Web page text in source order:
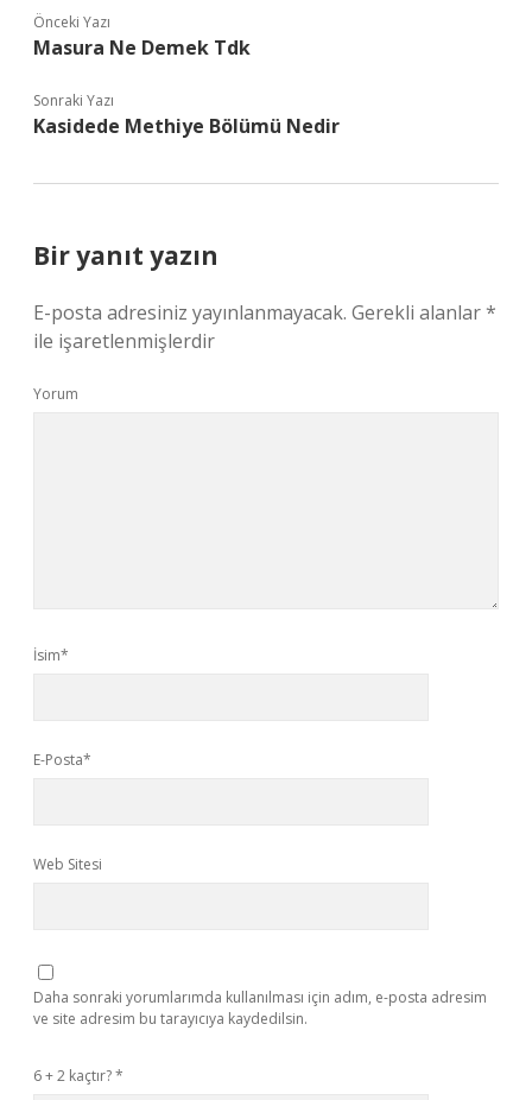
Önceki Yazı
Masura Ne Demek Tdk
Sonraki Yazı
Kasidede Methiye Bölümü Nedir
Bir yanıt yazın
E-posta adresiniz yayınlanmayacak. Gerekli alanlar*
ile işaretlenmişlerdir
Yorum
İsim*
E-Posta*
Web Sitesi
Daha sonraki yorumlarımda kullanılması için adım, e-posta adresim
ve site adresim bu tarayıcıya kaydedilsin.
6 + 2 kaçtır?*